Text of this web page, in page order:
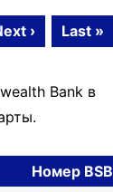
› Last »
Bank в
Номер BSB